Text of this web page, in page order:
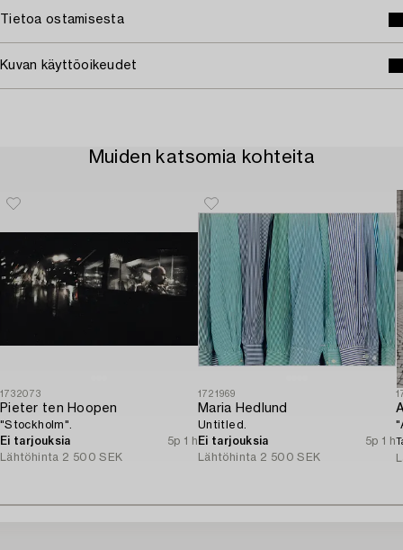
Tietoa ostamisesta
Kuvan käyttöoikeudet
Muiden katsomia kohteita
1732073
Pieter ten Hoopen
"Stockholm".
Ei tarjouksia
5p 1 h
Lähtöhinta 2 500 SEK
1721969
Maria Hedlund
Untitled.
Ei tarjouksia
5p 1 h
Lähtöhinta 2 500 SEK